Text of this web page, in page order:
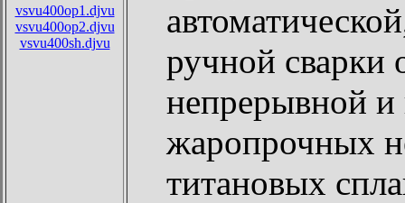
vsvu400op1.djvu
vsvu400op2.djvu
vsvu400sh.djvu
ручной сварки
непрерывной
жаропрочных
титановых